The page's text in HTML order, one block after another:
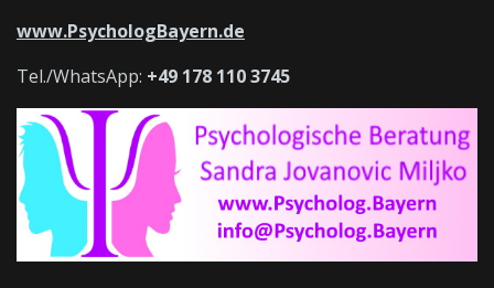
www.PsychologBayern.de
Tel./WhatsApp: +49 178 110 3745